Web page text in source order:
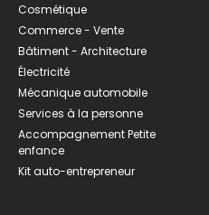
Cosmétique
Commerce - Vente
Bâtiment - Architecture
Électricité
Mécanique automobile
Services à la personne
Accompagnement Petite
enfance
Kit auto-entrepreneur